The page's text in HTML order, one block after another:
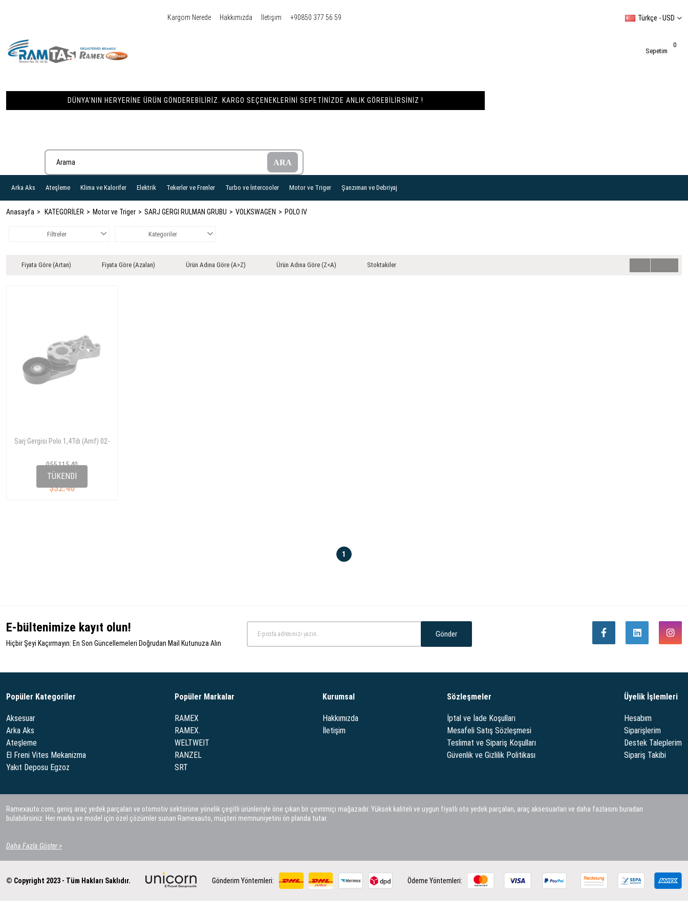
Kargom Nerede Hakkımızda İletişim +90850 377 56 59
DÜNYA'NIN HERYERINE ÜRÜN GÖNDEREBILIRIZ. KARGO SEÇENEKLERINI SEPETINIZDE ANLIK GÖREBILIRSINIZ !
Türkçe - USD
Sepetim
0
Arka Aks Ateşleme Klima ve Kalorifer Elektrik Tekerler ve Frenler Turbo ve İntercooler Motor ve Triger Şanzıman ve Debriyaj
Anasayfa KATEGORİLER Motor ve Triger SARJ GERGI RULMAN GRUBU VOLKSWAGEN POLO IV
Filtreler Kategoriler
Fiyata Göre (Artan) Fiyata Göre (Azalan) Ürün Adına Göre (A>Z) Ürün Adına Göre (Z<A) Stoktakiler
TÜKENDI
Sarj Gergisi Polo 1,4Tdı (Amf) 02-
055 115 40
$32.46
045 903 315A
1
E-bültenimize kayıt olun!
Hiçbir Şeyi Kaçırmayın: En Son Güncellemeleri Doğrudan Mail Kutunuza Alın
Gönder
Popüler Kategoriler
Aksesuar
Arka Aks
Ateşleme
El Freni Vites Mekanizma
Yakıt Deposu Egzoz
Popüler Markalar
RAMEX
RAMEX.
WELTWEIT
RANZEL
SRT
Kurumsal
Hakkımızda
İletişim
Sözleşmeler
İptal ve İade Koşulları
Mesafeli Satış Sözleşmesi
Teslimat ve Sipariş Koşulları
Güvenlik ve Gizlilik Politikası
Üyelik İşlemleri
Hesabım
Siparişlerim
Destek Taleplerim
Sipariş Takibi
Ramexauto.com, geniş araç yedek parçaları ve otomotiv sektörüne yönelik çeşitli ürünleriyle öne çıkan bir çevrimiçi mağazadır. Yüksek kaliteli ve uygun fiyatlı oto yedek parçaları, araç aksesuarları ve daha fazlasını buradan
bulabilirsiniz. Her marka ve model için özel çözümler sunan Ramexauto, müşteri memnuniyetini ön planda tutar.
Daha Fazla Göster >
© Copyright 2023 - Tüm Hakları Saklıdır. Gönderim Yöntemleri: Ödeme Yöntemleri: